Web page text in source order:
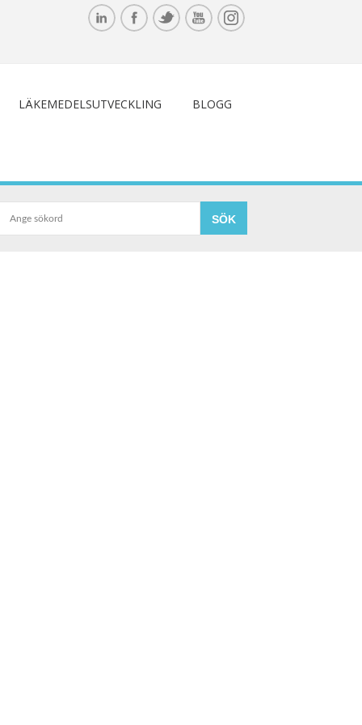
LÄKEMEDELSUTVECKLING BLOGG